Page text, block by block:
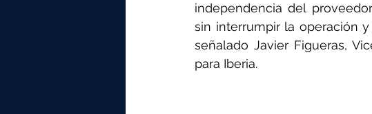
independencia del
sin interrumpir la operación
señalado Javier Figueras,
para Iberia.